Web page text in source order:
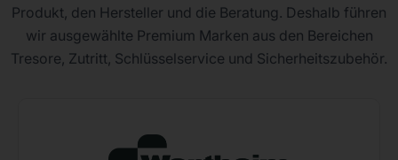
Produkt, den Hersteller und die Beratung. Deshalb führen
wir ausgewählte Premium Marken aus den Bereichen
Tresore, Zutritt, Schlüsselservice und Sicherheitszubehör.